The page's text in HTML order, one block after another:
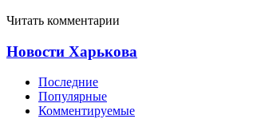
Читать комментарии
Новости Харькова
Последние
Популярные
Комментируемые